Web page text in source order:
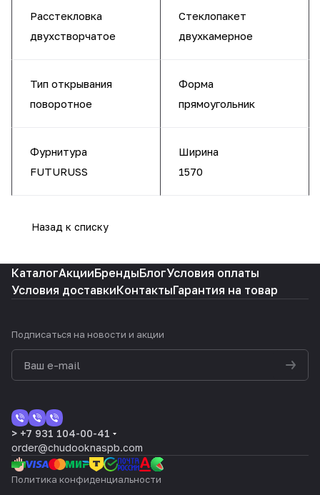
Расстекловка
двухстворчатое
Стеклопакет
двухкамерное
Тип открывания
поворотное
Форма
прямоугольник
Фурнитура
FUTURUSS
Ширина
1570
Назад к списку
КаталогАкцииБрендыБлогУсловия оплаты
Условия доставкиКонтактыГарантия на товар
Подписаться на новости и акции
> +7 931 104-00-41
order@chudooknaspb.com
Политика конфиденциальности